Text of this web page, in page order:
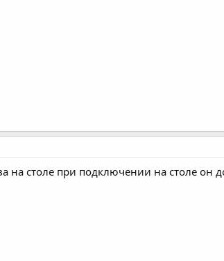
на столе при подключении на столе он